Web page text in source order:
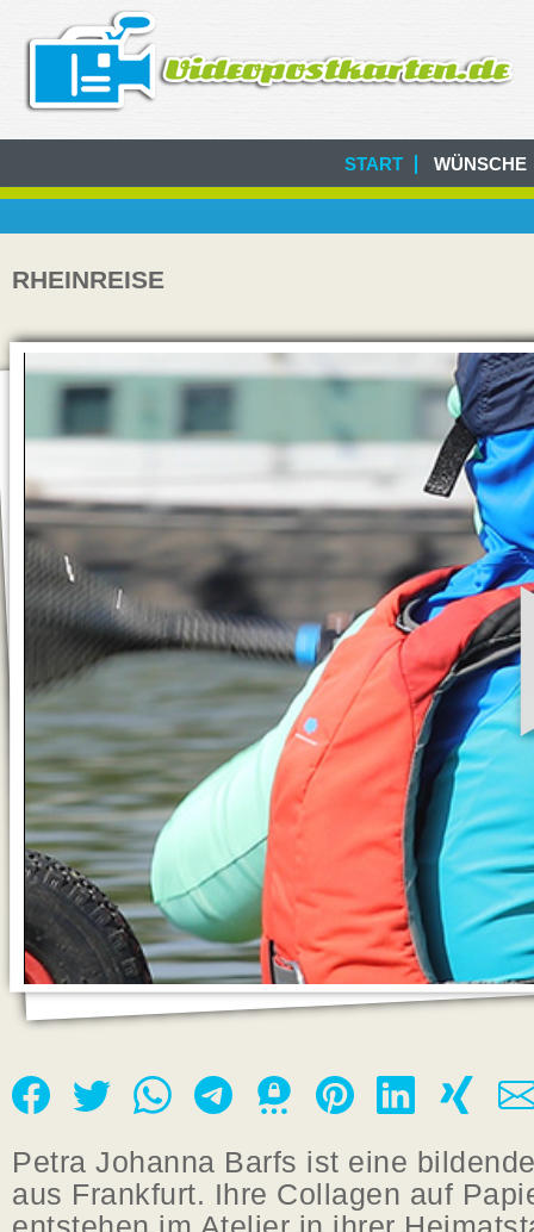
START WÜNSCHE
RHEINREISE
Petra Johanna Barfs ist eine
aus Frankfurt. Ihre Collagen auf